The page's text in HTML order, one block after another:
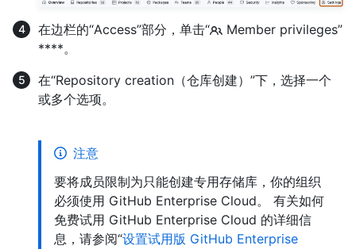
在边栏的“Access”部分，单击“
Member privileges”
****。
在“Repository creation（仓库创建）”下，选择一个
或多个选项。
注意
要将成员限制为只能创建专用存储库，你的组织
必须使用 GitHub Enterprise Cloud。 有关如何
免费试用 GitHub Enterprise Cloud 的详细信
息，请参阅“设置试用版 GitHub Enterprise